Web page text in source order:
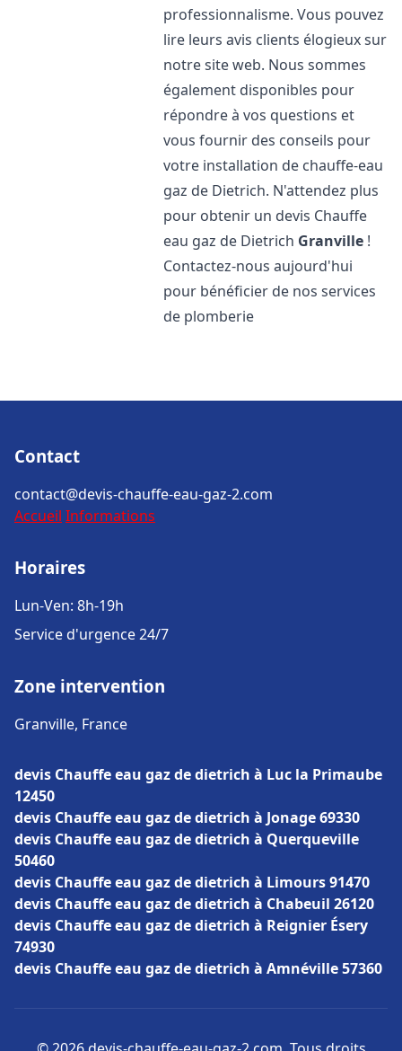
professionnalisme. Vous pouvez
lire leurs avis clients élogieux sur
notre site web. Nous sommes
également disponibles pour
répondre à vos questions et
vous fournir des conseils pour
votre installation de chauffe-eau
gaz de Dietrich. N'attendez plus
pour obtenir un devis Chauffe
eau gaz de Dietrich Granville !
Contactez-nous aujourd'hui
pour bénéficier de nos services
de plomberie
Contact
contact@devis-chauffe-eau-gaz-2.com
Accueil Informations
Horaires
Lun-Ven: 8h-19h
Service d'urgence 24/7
Zone intervention
Granville, France
devis Chauffe eau gaz de dietrich à Luc la Primaube
12450
devis Chauffe eau gaz de dietrich à Jonage 69330
devis Chauffe eau gaz de dietrich à Querqueville
50460
devis Chauffe eau gaz de dietrich à Limours 91470
devis Chauffe eau gaz de dietrich à Chabeuil 26120
devis Chauffe eau gaz de dietrich à Reignier Ésery
74930
devis Chauffe eau gaz de dietrich à Amnéville 57360